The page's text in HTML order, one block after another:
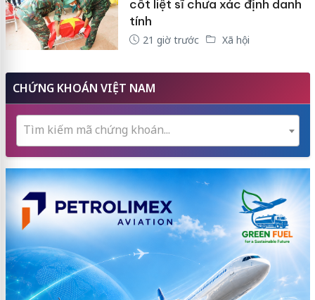
cốt liệt sĩ chưa xác định danh
tính
21 giờ trước Xã hội
CHỨNG KHOÁN VIỆT NAM
Tìm kiếm mã chứng khoán...